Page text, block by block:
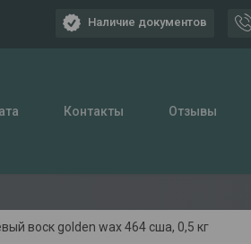
Наличие документов
Контакты Отзывы
воск golden wax 464 сша, 0,5 кг